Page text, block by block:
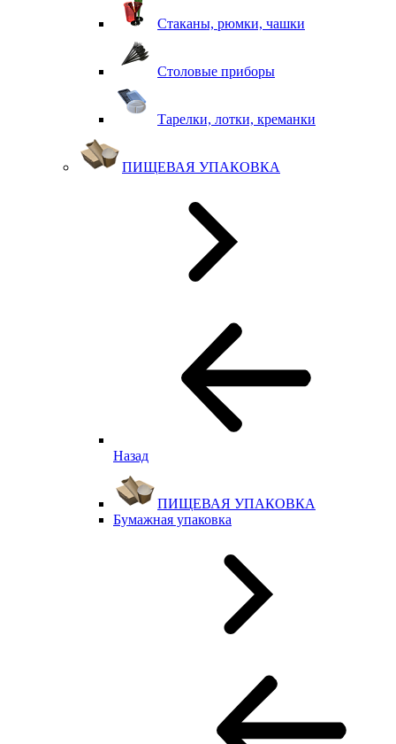
Стаканы, рюмки, чашки
Столовые приборы
Тарелки, лотки, креманки
ПИЩЕВАЯ УПАКОВКА
Назад
ПИЩЕВАЯ УПАКОВКА
Бумажная упаковка